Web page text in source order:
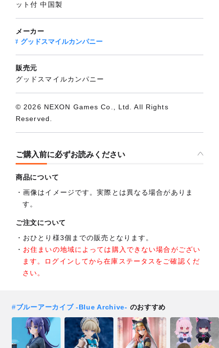
ット付 中国製
メーカー
グッドスマイルカンパニー
販売元
グッドスマイルカンパニー
© 2026 NEXON Games Co., Ltd. All Rights
Reserved.
ご購入前に必ずお読みください
商品について
画像はイメージです。実際とは異なる場合がありま
す。
ご注文について
おひとり様3個までの販売となります。
お住まいの地域によっては購入できない場合がござい
ます。ログインしてから在庫ステータスをご確認くだ
さい。
#ブルーアーカイブ -Blue Archive- のおすすめ